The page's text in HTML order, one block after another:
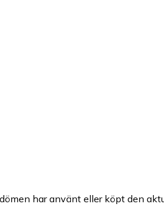
har använt eller köpt den